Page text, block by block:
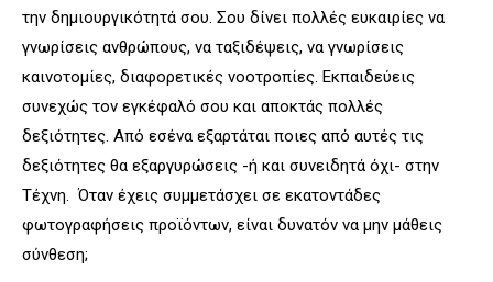
την δημιουργικότητά σου. Σου δίνει πολλές ευκαιρίες να
γνωρίσεις ανθρώπους, να ταξιδέψεις, να γνωρίσεις
καινοτομίες, διαφορετικές νοοτροπίες. Εκπαιδεύεις
συνεχώς τον εγκέφαλό σου και αποκτάς πολλές
δεξιότητες. Από εσένα εξαρτάται ποιες από αυτές τις
δεξιότητες θα εξαργυρώσεις -ή και συνειδητά όχι- στην
Τέχνη. Όταν έχεις συμμετάσχει σε εκατοντάδες
φωτογραφήσεις προϊόντων, είναι δυνατόν να μην μάθεις
σύνθεση;